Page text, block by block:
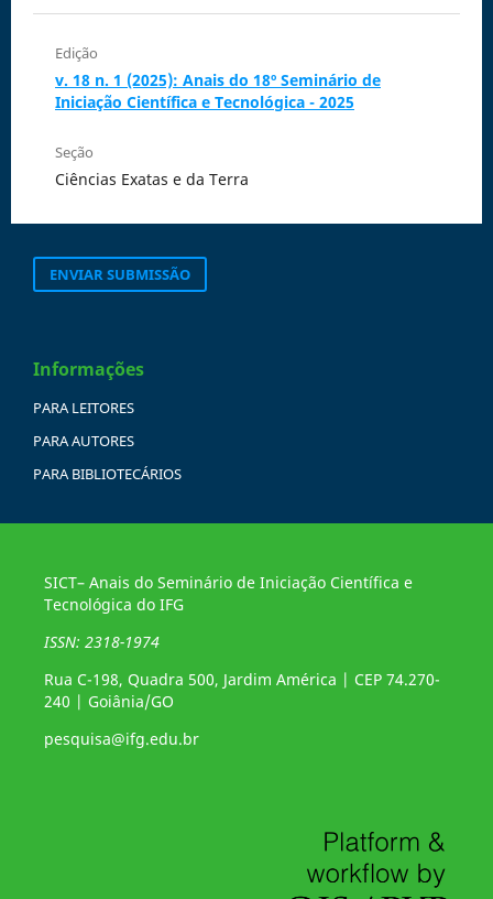
Edição
v. 18 n. 1 (2025): Anais do 18º Seminário de
Iniciação Científica e Tecnológica - 2025
Seção
Ciências Exatas e da Terra
ENVIAR SUBMISSÃO
Informações
PARA LEITORES
PARA AUTORES
PARA BIBLIOTECÁRIOS
SICT– Anais do Seminário de Iniciação Científica e
Tecnológica do IFG
ISSN: 2318-1974
Rua C-198, Quadra 500, Jardim América | CEP 74.270-
240 | Goiânia/GO
pesquisa@ifg.edu.br